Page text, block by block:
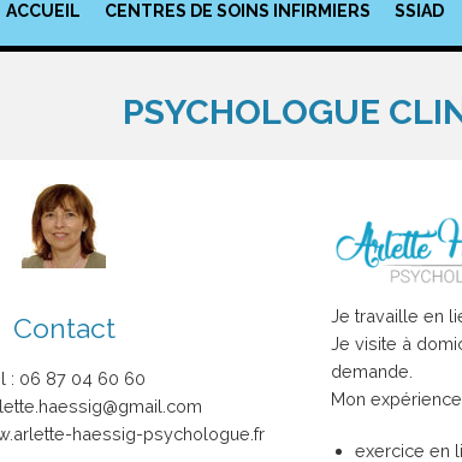
ACCUEIL CENTRES DE SOINS INFIRMIERS SSIAD
PSYCHOLOGUE
Contact
: 06 87 04 60 60
haessig-psychologue.fr
Je travaille en
Je visite à
demande.
Mon
exercice en